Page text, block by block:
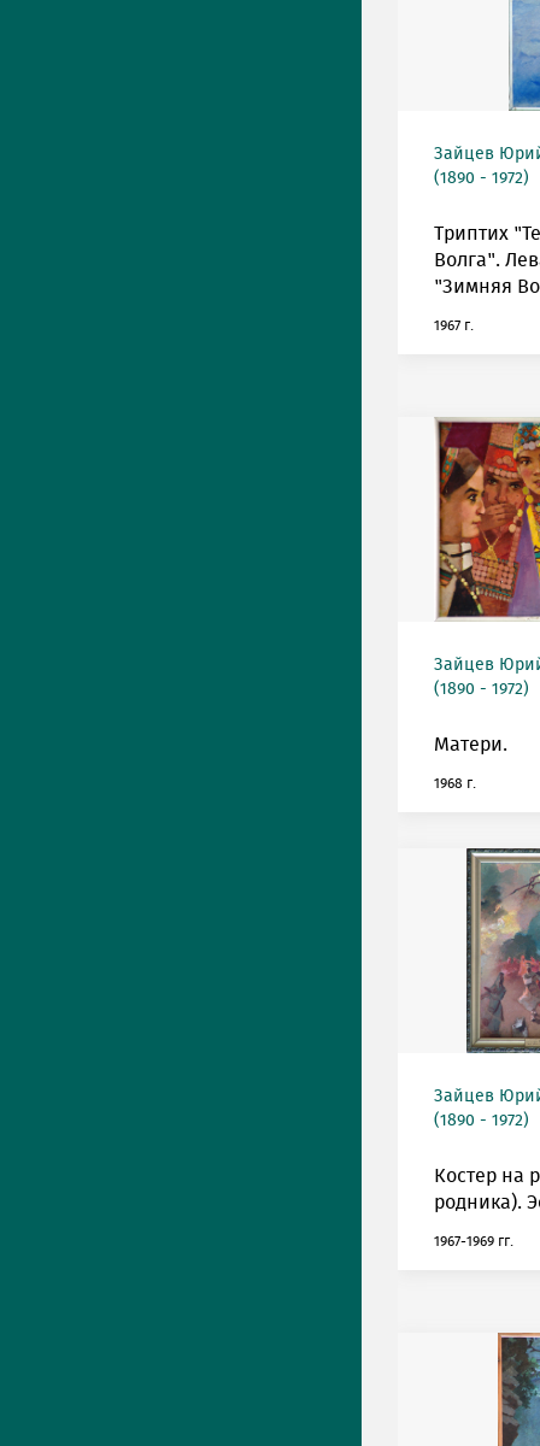
Зайцев
(1890 - 1972)
Триптих
Волга".
"Зимняя
1967 г.
Зайцев
(1890 - 1972)
Матери.
1968 г.
Зайцев
(1890 - 1972)
Костер на
родника).
1967-1969 гг.